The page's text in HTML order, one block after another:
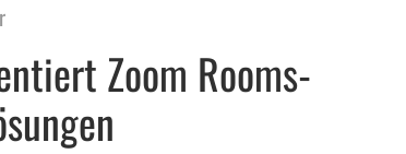
Zoom Rooms-